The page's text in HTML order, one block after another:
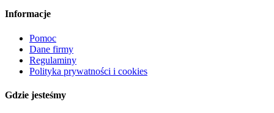
Informacje
Pomoc
Dane firmy
Regulaminy
Polityka prywatności i cookies
Gdzie jesteśmy